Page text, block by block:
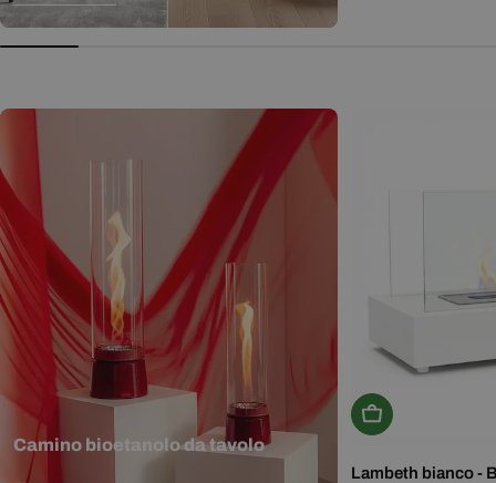
Camino bioetanolo da tavolo
Aggiungi Al
Lambeth bianco -